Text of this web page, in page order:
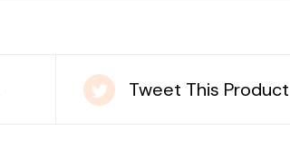
Tweet This Product